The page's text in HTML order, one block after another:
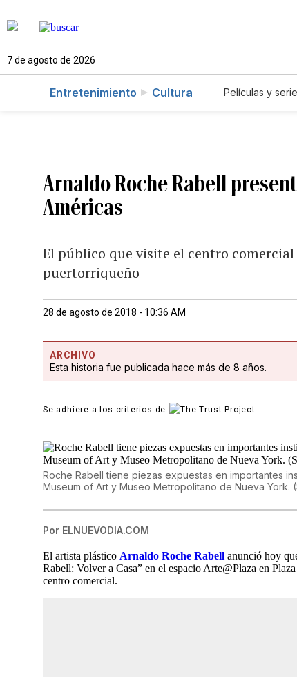
7 de agosto de 2026
Entretenimiento Cultura Películas y
Arnaldo Roche Rabell
Américas
El público que visite el centro
puertorriqueño
28 de agosto de 2018 - 10:36 AM
ARCHIVO
Esta historia fue publicada hace más de 8 años.
Se adhiere a los criterios de
Roche Rabell tiene piezas expuestas en importantes
Museum of Art y Museo Metropolitano de Nueva York.
Por ELNUEVODIA.COM
El artista plástico Arnaldo Roche Rabell anunció hoy
Rabell: Volver a Casa” en el espacio Arte@Plaza en
centro comercial.